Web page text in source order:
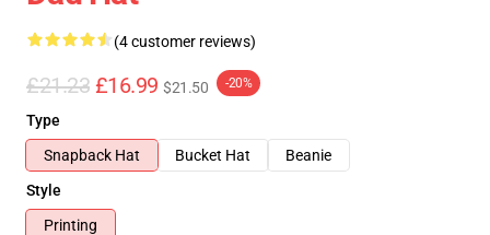
(4 customer reviews)
£21.23 £16.99 $21.50 -20%
Type
Snapback Hat
Bucket Hat
Beanie
Style
Printing